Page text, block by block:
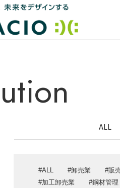
HOME
キザシオについて
事業内容
IT戦略支援・コンサルティング
システム開発
ALL
ALL 卸売業 販
加工卸売業
鋼材管理